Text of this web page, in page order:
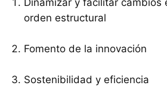
orden estructural
Fomento de la innovación
Sostenibilidad y eficiencia